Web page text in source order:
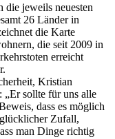
jeweils neuesten
26 Länder in
die Karte
die seit 2009 in
erreicht
Kristian
sollte für uns alle
dass es möglich
Zufall,
man Dinge richtig